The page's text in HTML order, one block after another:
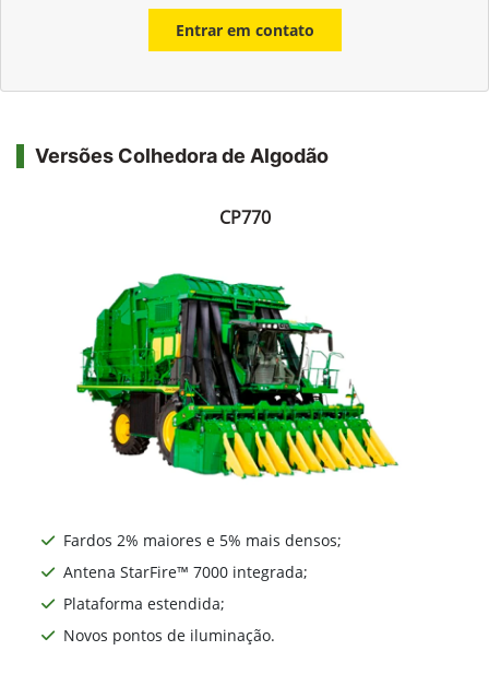
Entrar em contato
Versões Colhedora de Algodão
CP770
Fardos 2% maiores e 5% mais densos;
Antena StarFire™ 7000 integrada;
Plataforma estendida;
Novos pontos de iluminação.